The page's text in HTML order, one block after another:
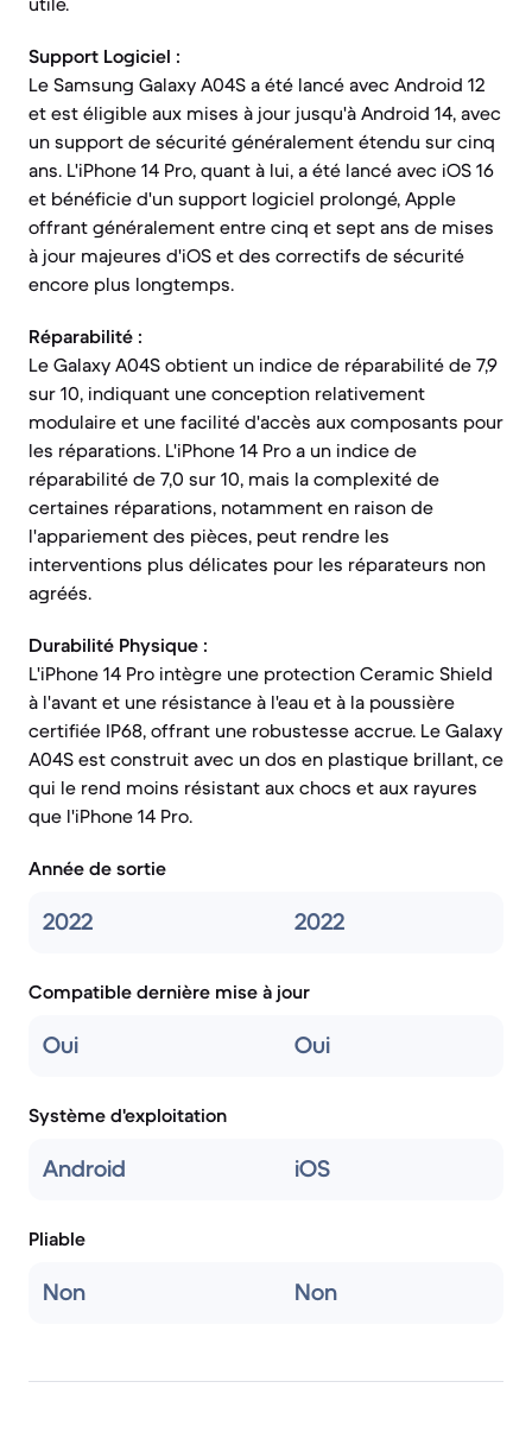
Support Logiciel :
Le Samsung Galaxy A04S a été lancé avec Android 12
et est éligible aux mises à jour jusqu'à Android 14, avec
un support de sécurité généralement étendu sur cinq
ans. L'iPhone 14 Pro, quant à lui, a été lancé avec iOS 16
et bénéficie d'un support logiciel prolongé, Apple
offrant généralement entre cinq et sept ans de mises
à jour majeures d'iOS et des correctifs de sécurité
encore plus longtemps.
Réparabilité :
Le Galaxy A04S obtient un indice de réparabilité de 7,9
sur 10, indiquant une conception relativement
modulaire et une facilité d'accès aux composants pour
les réparations. L'iPhone 14 Pro a un indice de
réparabilité de 7,0 sur 10, mais la complexité de
certaines réparations, notamment en raison de
l'appariement des pièces, peut rendre les
interventions plus délicates pour les réparateurs non
agréés.
Durabilité Physique :
L'iPhone 14 Pro intègre une protection Ceramic Shield
à l'avant et une résistance à l'eau et à la poussière
certifiée IP68, offrant une robustesse accrue. Le Galaxy
A04S est construit avec un dos en plastique brillant, ce
qui le rend moins résistant aux chocs et aux rayures
que l'iPhone 14 Pro.
Année de sortie
2022 2022
Compatible dernière mise à jour
Oui Oui
Système d'exploitation
Android iOS
Pliable
Non Non